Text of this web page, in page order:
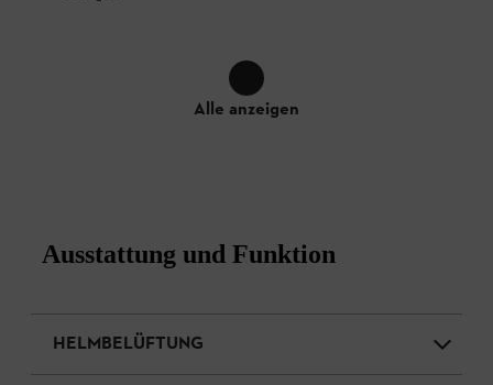
Alle anzeigen
Ausstattung und Funktion
HELMBELÜFTUNG